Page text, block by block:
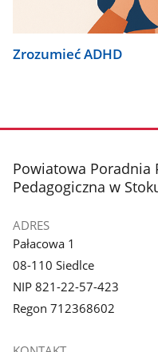
Zrozumieć ADHD
stopka
Powiatowa Poradnia
Pedagogiczna w
ADRES
Pałacowa 1
08-110 Siedlce
NIP 821-22-57-423
Regon 712368602